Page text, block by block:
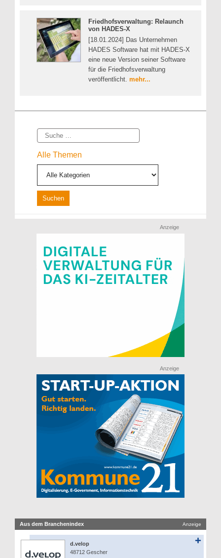
Friedhofsverwaltung: Relaunch
von HADES-X
[18.01.2024] Das Unternehmen
HADES Software hat mit HADES-X
eine neue Version seiner Software
für die Friedhofsverwaltung
veröffentlicht. mehr...
Suche
Alle Themen
Anzeige
Anzeige
Aus dem Branchenindex Anzeige
d.velop
48712 Gescher